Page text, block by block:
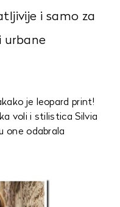
i samo za
urbane
je leopard print!
voli i stilistica Silvia
one odabrala